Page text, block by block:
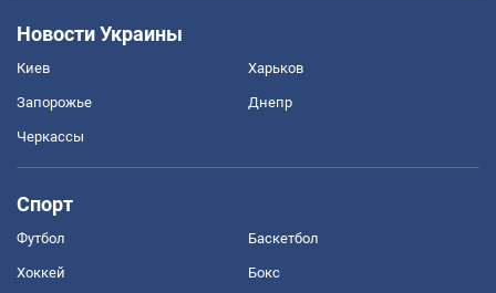
Новости Украины
Киев Харьков
Запорожье Днепр
Черкассы
Спорт
Футбол Баскетбол
Хоккей Бокс